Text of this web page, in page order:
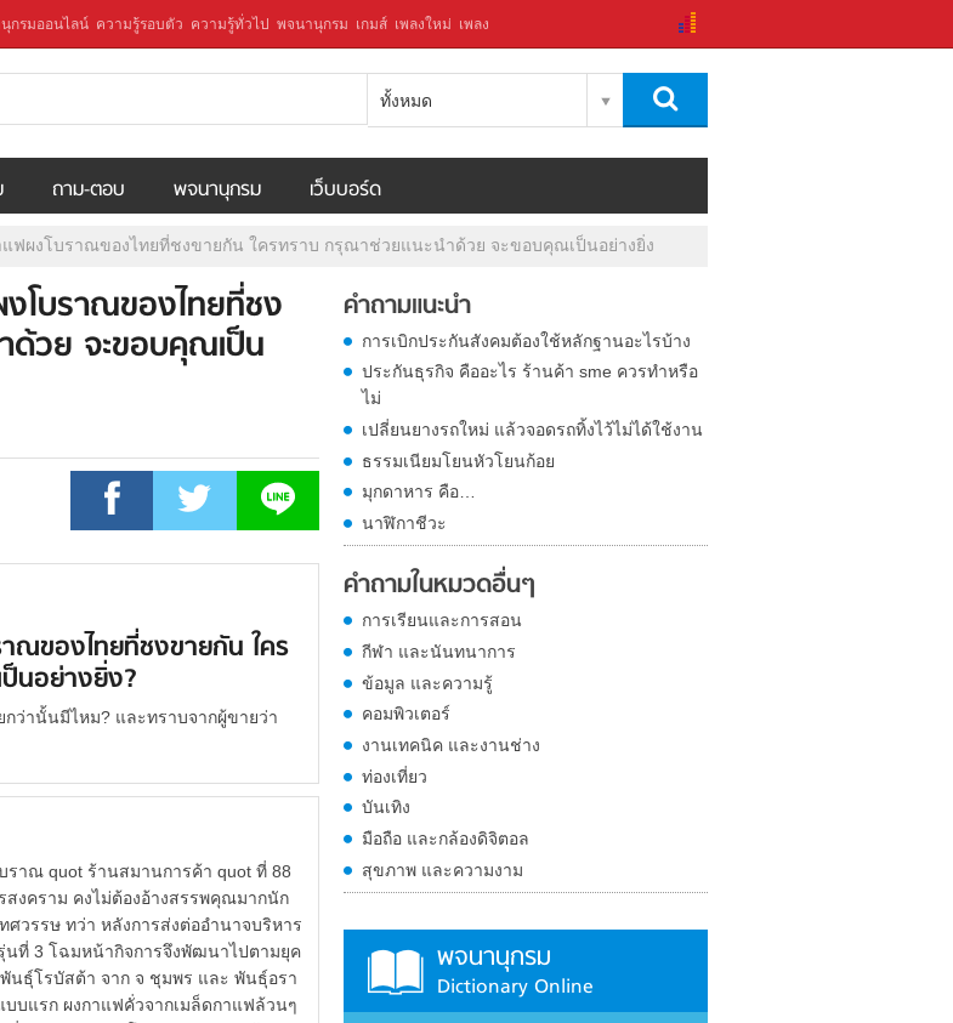
นุกรมออนไลน์ ความรู้รอบตัว ความรู้ทั่วไป พจนานุกรม เกมส์ เพลงใหม่ เพลง
ทั้งหมด
ถาม-ตอบ พจนานุกรม เว็บบอร์ด
ฟผงโบราณของไทยที่ชงขายกัน ใครทราบ กรุณาช่วยแนะนำด้วย จะขอบคุณเป็นอย่างยิ่ง
โบราณของไทยที่ชง
ด้วย จะขอบคุณเป็น
ณของไทยที่ชงขายกัน ใคร
นอย่างยิ่ง?
ว่านั้นมีไหม? และทราบจากผู้ขายว่า
าณ quot ร้านสมานการค้า quot ที่ 88
งคราม คงไม่ต้องอ้างสรรพคุณมากนัก
วรรษ ทว่า หลังการส่งต่ออำนาจบริหาร
นที่ 3 โฉมหน้ากิจการจึงพัฒนาไปตามยุค
นธุ์โรบัสต้า จาก จ ชุมพร และ พันธุ์อรา
บแรก ผงกาแฟคั่วจากเมล็ดกาแฟล้วนๆ
คำถามแนะนำ
การเบิกประกันสังคมต้องใช้หลักฐานอะไรบ้าง
ประกันธุรกิจ คืออะไร ร้านค้า sme ควรทำหรือ
ไม่
เปลี่ยนยางรถใหม่ แล้วจอดรถทิ้งไว้ไม่ได้ใช้งาน
ธรรมเนียมโยนหัวโยนก้อย
มุกดาหาร คือ…
นาฬิกาชีวะ
คำถามในหมวดอื่นๆ
การเรียนและการสอน
กีฬา และนันทนาการ
ข้อมูล และความรู้
คอมพิวเตอร์
งานเทคนิค และงานช่าง
ท่องเที่ยว
บันเทิง
มือถือ และกล้องดิจิตอล
สุขภาพ และความงาม
พจนานุกรม
Dictionary Online